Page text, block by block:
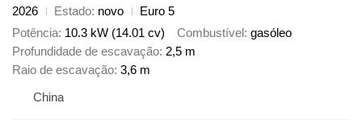
2026
Estado novo
Euro 5
Potência 10.3 kW (14.01 cv) Combustível gasóleo
Profundidade de escavação 2,5 m
Raio de escavação 3,6 m
China